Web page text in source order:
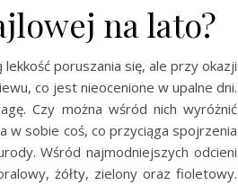
na lato?
poruszania się, ale przy okazji
co jest nieocenione w upalne dni.
Czy można wśród nich wyróżnić
w sobie coś, co przyciąga spojrzenia
Wśród najmodniejszych odcieni
żółty, zielony oraz fioletowy.